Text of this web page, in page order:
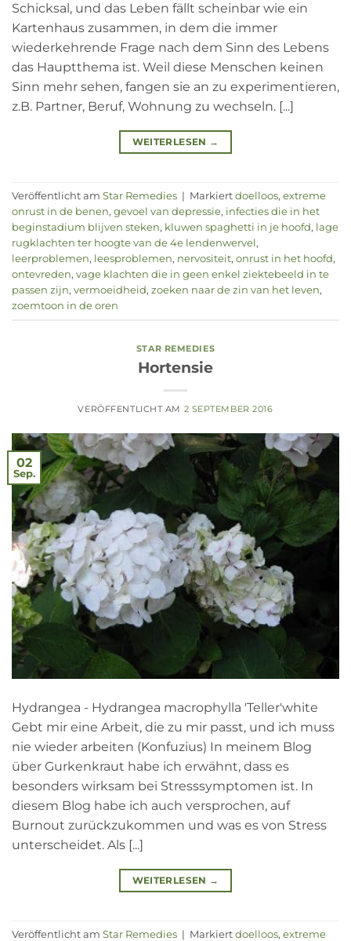
Schicksal, und das Leben fällt scheinbar wie ein
Kartenhaus zusammen, in dem die immer
wiederkehrende Frage nach dem Sinn des Lebens
das Hauptthema ist. Weil diese Menschen keinen
Sinn mehr sehen, fangen sie an zu experimentieren,
z.B. Partner, Beruf, Wohnung zu wechseln. [...]
WEITERLESEN →
Veröffentlicht am Star Remedies | Markiert doelloos, extreme
onrust in de benen, gevoel van depressie, infecties die in het
beginstadium blijven steken, kluwen spaghetti in je hoofd, lage
rugklachten ter hoogte van de 4e lendenwervel,
leerproblemen, leesproblemen, nervositeit, onrust in het hoofd,
ontevreden, vage klachten die in geen enkel ziektebeeld in te
passen zijn, vermoeidheid, zoeken naar de zin van het leven,
zoemtoon in de oren
STAR REMEDIES
Hortensie
VERÖFFENTLICHT AM 2 SEPTEMBER 2016
02
Sep.
Hydrangea - Hydrangea macrophylla 'Teller'white
Gebt mir eine Arbeit, die zu mir passt, und ich muss
nie wieder arbeiten (Konfuzius) In meinem Blog
über Gurkenkraut habe ich erwähnt, dass es
besonders wirksam bei Stresssymptomen ist. In
diesem Blog habe ich auch versprochen, auf
Burnout zurückzukommen und was es von Stress
unterscheidet. Als [...]
WEITERLESEN →
Veröffentlicht am Star Remedies | Markiert doelloos, extreme